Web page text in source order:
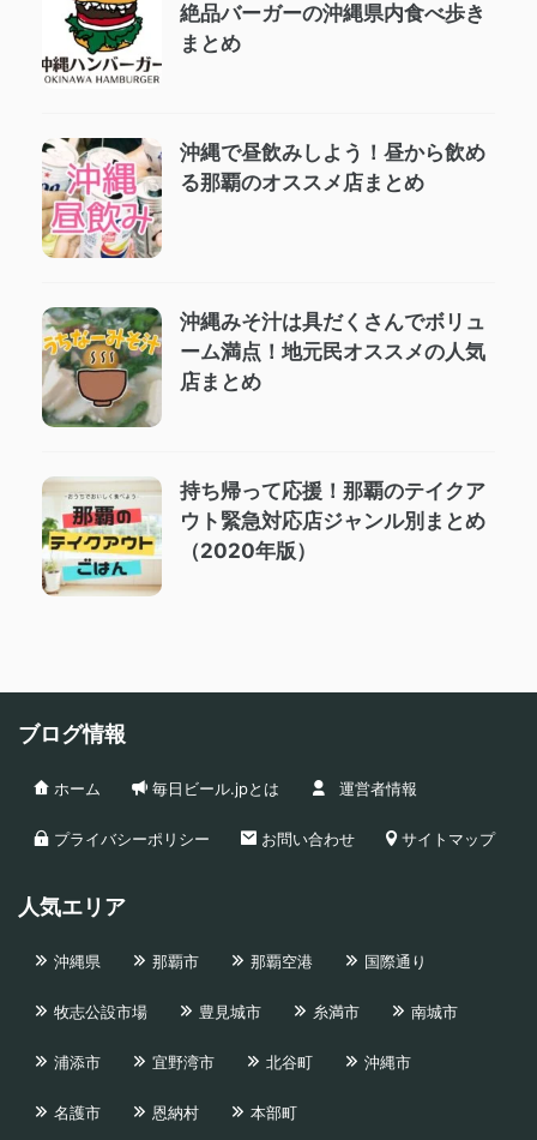
絶品バーガーの沖縄県内食べ歩き
まとめ
沖縄で昼飲みしよう！昼から飲め
る那覇のオススメ店まとめ
沖縄みそ汁は具だくさんでボリュ
ーム満点！地元民オススメの人気
店まとめ
持ち帰って応援！那覇のテイクア
ウト緊急対応店ジャンル別まとめ
（2020年版）
ブログ情報
ホーム 毎日ビール.jpとは 運営者情報
プライバシーポリシー お問い合わせ サイトマップ
人気エリア
沖縄県 那覇市 那覇空港 国際通り
牧志公設市場 豊見城市 糸満市 南城市
浦添市 宜野湾市 北谷町 沖縄市
名護市 恩納村 本部町